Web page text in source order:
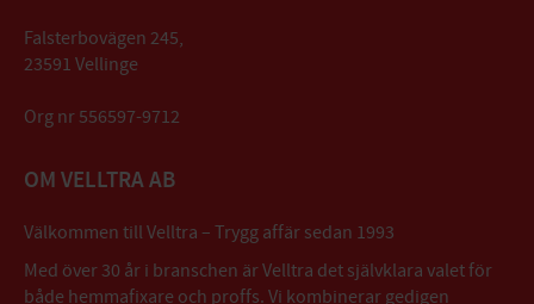
Falsterbovägen 245,
23591 Vellinge
Org nr 556597-9712
OM VELLTRA AB
Välkommen till Velltra – Trygg affär sedan 1993
Med över 30 år i branschen är Velltra det självklara valet för
både hemmafixare och proffs. Vi kombinerar gedigen